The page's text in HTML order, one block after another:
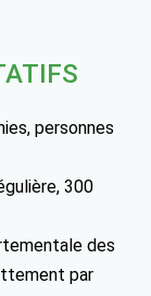
personnes
300
des
par